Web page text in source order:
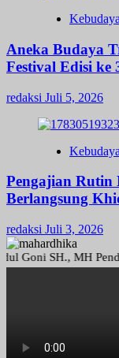
Aneka Budaya
Festival Edisi
redaksi Juli 5, 2026
Pengajian
Berlangsung
redaksi Juli 3, 2026
SH., MH Pendiri